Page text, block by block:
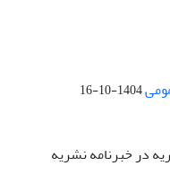
1404-10-16
در خبرنامه نشریه